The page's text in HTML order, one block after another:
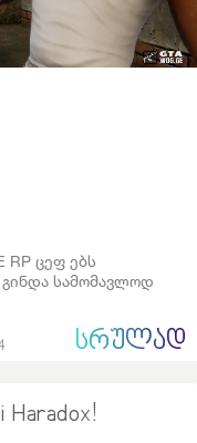
RP ცეფ ებს
სამომავლოდ
ᲡᲠᲣᲚᲐᲓ
Haradox!